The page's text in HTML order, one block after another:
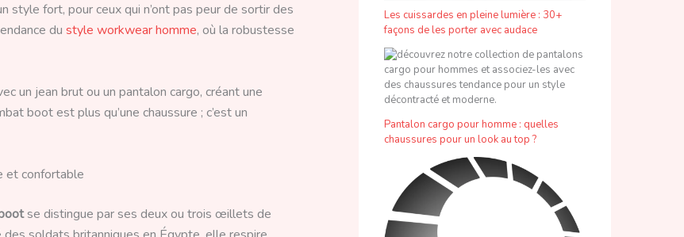
style fort, pour ceux qui n’ont pas peur de sortir des
du style workwear homme, où la robustesse
un jean brut ou un pantalon cargo, créant une
boot est plus qu’une chaussure ; c’est un
et confortable
se distingue par ses deux ou trois œillets de
Les cuissardes en pleine lumière : 30+
façons de les porter avec audace
Pantalon cargo pour homme : quelles
chaussures pour un look au top ?